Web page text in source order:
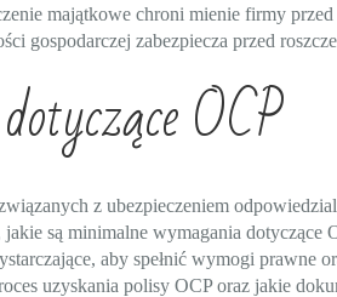
majątkowe chroni mienie firmy przed
gospodarczej zabezpiecza przed
OCP
z ubezpieczeniem
są minimalne wymagania dotyczące
aby spełnić wymogi prawne
uzyskania polisy OCP oraz jakie